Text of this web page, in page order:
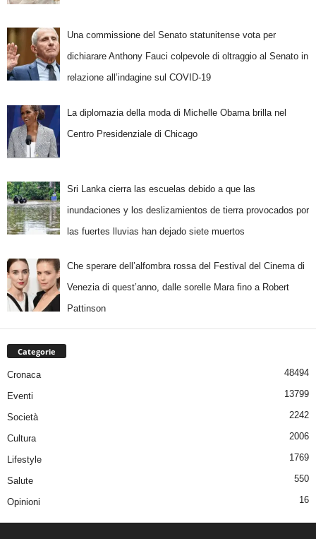
Una commissione del Senato statunitense vota per
dichiarare Anthony Fauci colpevole di oltraggio al Senato in
relazione all’indagine sul COVID-19
La diplomazia della moda di Michelle Obama brilla nel
Centro Presidenziale di Chicago
Sri Lanka cierra las escuelas debido a que las
inundaciones y los deslizamientos de tierra provocados por
las fuertes lluvias han dejado siete muertos
Che sperare dell’alfombra rossa del Festival del Cinema di
Venezia di quest’anno, dalle sorelle Mara fino a Robert
Pattinson
Categorie
Cronaca 48494
Eventi 13799
Società 2242
Cultura 2006
Lifestyle 1769
Salute 550
Opinioni 16